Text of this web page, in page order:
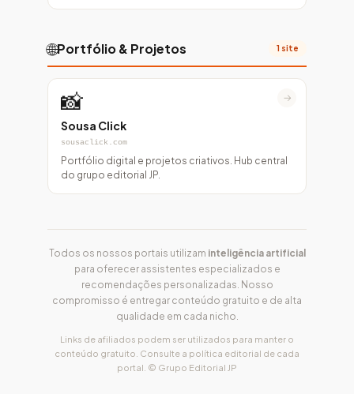
🌐Portfólio & Projetos 1 site
→
📸
Sousa Click
sousaclick.com
Portfólio digital e projetos criativos. Hub central
do grupo editorial JP.
Todos os nossos portais utilizam inteligência artificial
para oferecer assistentes especializados e
recomendações personalizadas. Nosso
compromisso é entregar conteúdo gratuito e de alta
qualidade em cada nicho.
Links de afiliados podem ser utilizados para manter o
conteúdo gratuito. Consulte a política editorial de cada
portal. © Grupo Editorial JP